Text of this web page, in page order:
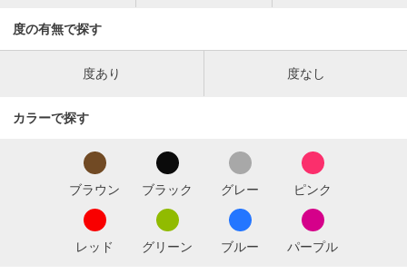
度の有無で探す
度あり 度なし
カラーで探す
ブラウン ブラック グレー ピンク
レッド グリーン ブルー パープル